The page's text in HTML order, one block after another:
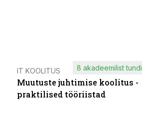
IT KOOLITUS
Muutuste juhtimise koolitus -
praktilised tööriistad
8 akadeemilist tundi